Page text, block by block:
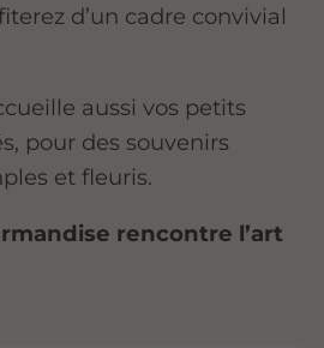
d’un cadre convivial
aussi vos petits
pour des souvenirs
et fleuris.
rencontre l’art